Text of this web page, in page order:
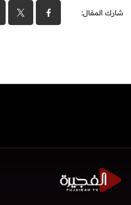
شارك المقال: